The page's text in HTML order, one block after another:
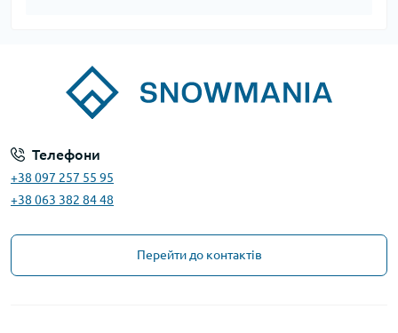
Телефони
+38 097 257 55 95
+38 063 382 84 48
Перейти до контактів